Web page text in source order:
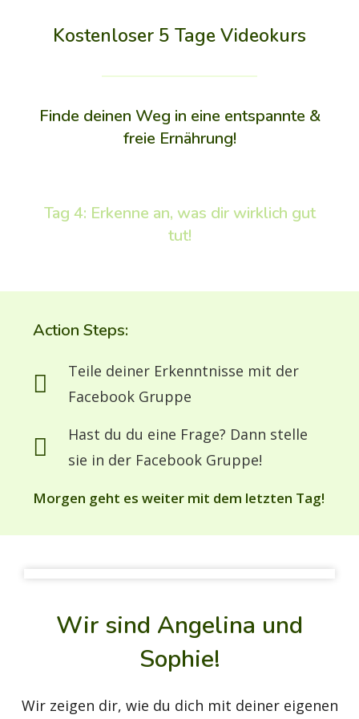
Kostenloser 5 Tage Videokurs
Finde deinen Weg in eine entspannte &
freie Ernährung!​
Tag 4: Erkenne an, was dir wirklich gut
tut!
Action Steps:
Teile deiner Erkenntnisse mit der
Facebook Gruppe
Hast du du eine Frage? Dann stelle
sie in der Facebook Gruppe!
Morgen geht es weiter mit dem letzten Tag!
Wir sind Angelina und
Sophie!
Wir zeigen dir, wie du dich mit deiner eigenen